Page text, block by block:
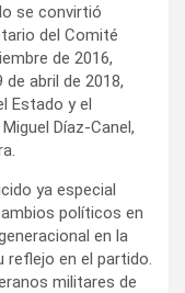
se convirtió
del Comité
de 2016,
abril de 2018,
Estado y el
Díaz-Canel,
ya especial
políticos en
en la
reflejo en el partido.
militares de